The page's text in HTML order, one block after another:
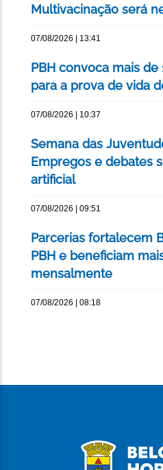
Multivacinação será
07/08/2026 | 13:41
PBH convoca mais de
para a prova de vida
07/08/2026 | 10:37
Semana das
Empregos e debates
artificial
07/08/2026 | 09:51
Parcerias fortalecem
PBH e beneficiam
mensalmente
07/08/2026 | 08:18